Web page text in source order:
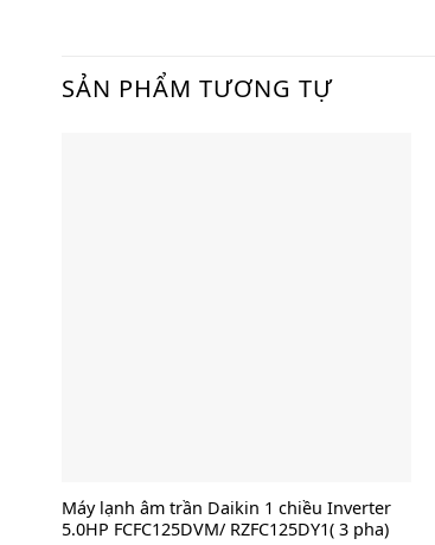
SẢN PHẨM TƯƠNG TỰ
Máy lạnh âm trần Daikin 1 chiều Inverter
5.0HP FCFC125DVM/ RZFC125DY1( 3 pha)